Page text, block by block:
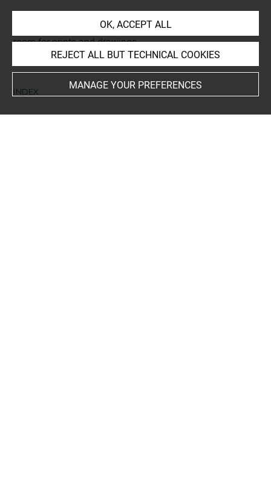
This artwork is on view by appointment in the reference
room for prints and drawings
INDEX
OK, ACCEPT ALL
REJECT ALL BUT TECHNICAL COOKIES
MANAGE YOUR PREFERENCES